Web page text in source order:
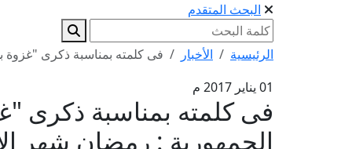
البحث المتقدم
الرئيسية الأخبار
فى كلمته بمناسبة ذكرى "غزوة
01 يناير 2017 م
فى كلمته بمناسبة ذكرى
الجمهورية : رمضان شهر